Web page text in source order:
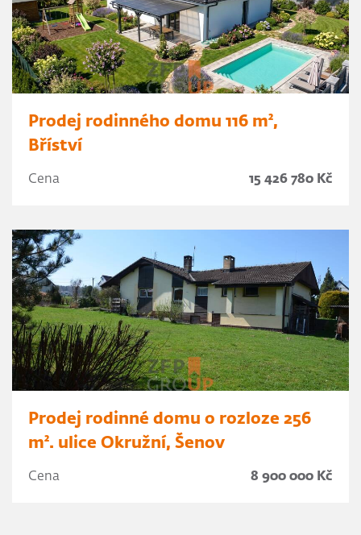
Prodej rodinného domu 116 m²,
Bříství
Cena 15 426 780 Kč
Prodej rodinné domu o rozloze 256
m². ulice Okružní, Šenov
Cena 8 900 000 Kč